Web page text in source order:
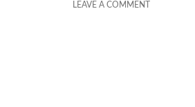
LEAVE A COMMENT